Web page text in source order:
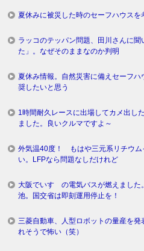
夏休みに被災した時のセーフハウスを
ラッコのテッパン問題、田川さんに
た」。なぜそのままなのか判明
夏休み情報。自然災害に備えセーフ
奨したいと思う
1時間耐久レースに出場してカメ出し
ました。良いクルマですよ～
外気温40度！ もはや三元系リチウム
い。LFPなら問題なしだけれど
大阪でいすゞの電気バスが燃えまし
池。国交省は即刻運用停止を！
三菱自動車、人型ロボットの量産を
れそうで怖い（笑）